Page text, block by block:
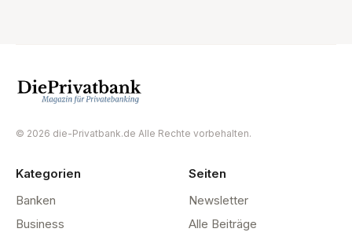
© 2026 die-Privatbank.de Alle Rechte vorbehalten.
Kategorien
Banken
Business
Seiten
Newsletter
Alle Beiträge